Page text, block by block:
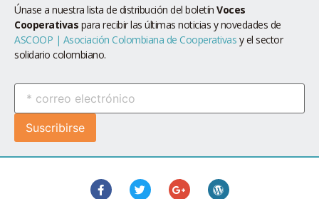
Únase a nuestra lista de distribución del boletín Voces
Cooperativas para recibir las últimas noticias y novedades de
ASCOOP | Asociación Colombiana de Cooperativas y el sector
solidario colombiano.